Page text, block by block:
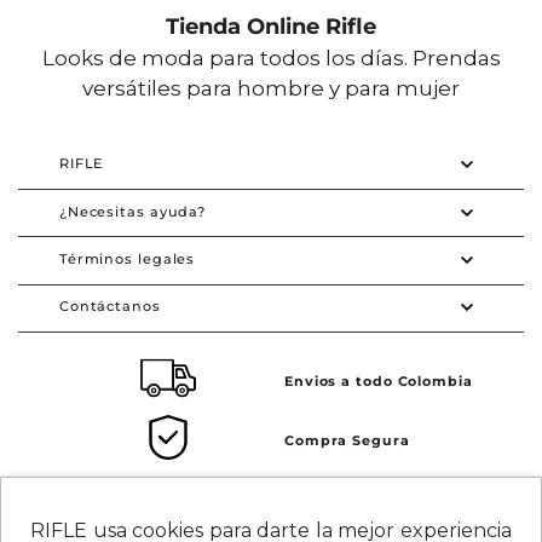
RIFLE usa cookies para darte la mejor experiencia
Tienda Online Rifle
Looks de moda para todos los días. Prendas
versátiles para hombre y para mujer
RIFLE
¿Necesitas ayuda?
Términos legales
Contáctanos
Envios a todo Colombia
Compra Segura